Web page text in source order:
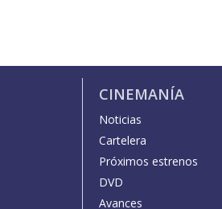
CINEMANÍA
Noticias
Cartelera
Próximos estrenos
DVD
Avances